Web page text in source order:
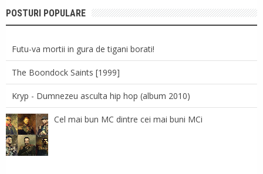
POSTURI POPULARE
Futu-va mortii in gura de tigani borati!
The Boondock Saints [1999]
Kryp - Dumnezeu asculta hip hop (album 2010)
Cel mai bun MC dintre cei mai buni MCi